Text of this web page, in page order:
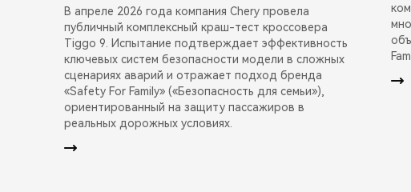
В апреле 2026 года компания Chery провела
публичный комплексный краш-тест кроссовера
Tiggo 9. Испытание подтверждает эффективность
ключевых систем безопасности модели в сложных
сценариях аварий и отражает подход бренда
«Safety For Family» («Безопасность для семьи»),
ориентированный на защиту пассажиров в
реальных дорожных условиях.